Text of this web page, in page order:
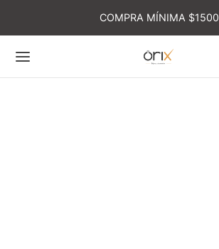
COMPRA MÍNIMA $1500